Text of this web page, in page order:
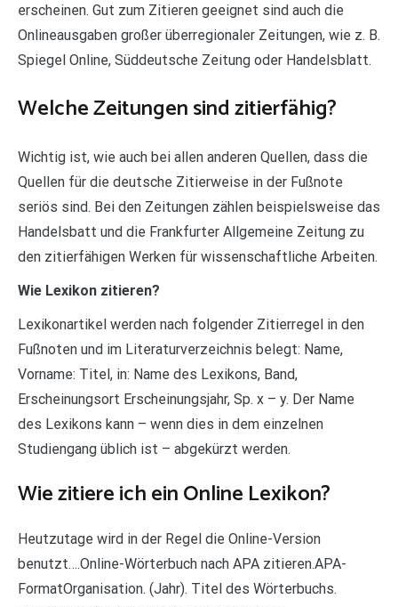
erscheinen. Gut zum Zitieren geeignet sind auch die
Onlineausgaben großer überregionaler Zeitungen, wie z. B.
Spiegel Online, Süddeutsche Zeitung oder Handelsblatt.
Welche Zeitungen sind zitierfähig?
Wichtig ist, wie auch bei allen anderen Quellen, dass die
Quellen für die deutsche Zitierweise in der Fußnote
seriös sind. Bei den Zeitungen zählen beispielsweise das
Handelsbatt und die Frankfurter Allgemeine Zeitung zu
den zitierfähigen Werken für wissenschaftliche Arbeiten.
Wie Lexikon zitieren?
Lexikonartikel werden nach folgender Zitierregel in den
Fußnoten und im Literaturverzeichnis belegt: Name,
Vorname: Titel, in: Name des Lexikons, Band,
Erscheinungsort Erscheinungsjahr, Sp. x – y. Der Name
des Lexikons kann – wenn dies in dem einzelnen
Studiengang üblich ist – abgekürzt werden.
Wie zitiere ich ein Online Lexikon?
Heutzutage wird in der Regel die Online-Version
benutzt….Online-Wörterbuch nach APA zitieren.APA-
FormatOrganisation. (Jahr). Titel des Wörterbuchs.